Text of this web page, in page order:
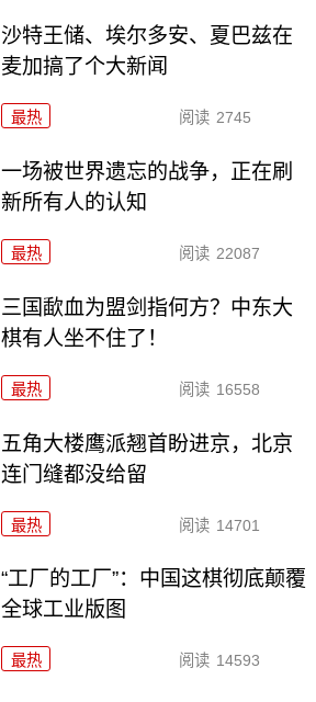
沙特王储、埃尔多安、夏巴兹在
麦加搞了个大新闻
最热 阅读 2745
一场被世界遗忘的战争，正在刷
新所有人的认知
最热 阅读 22087
三国歃血为盟剑指何方？中东大
棋有人坐不住了！
最热 阅读 16558
五角大楼鹰派翘首盼进京，北京
连门缝都没给留
最热 阅读 14701
“工厂的工厂”：中国这棋彻底颠覆
全球工业版图
最热 阅读 14593